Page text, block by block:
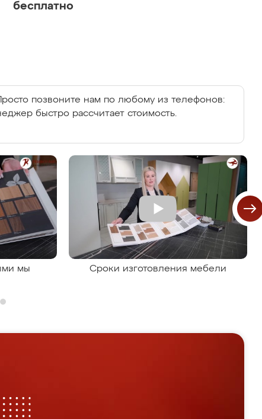
бесплатно
позвоните нам по любому из телефонов:
быстро рассчитает стоимость.
мы
Сроки изготовления мебели